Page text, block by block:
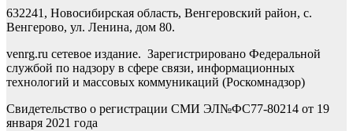
632241, Новосибирская область, Венгеровский район, с.
Венгерово, ул. Ленина, дом 80.
venrg.ru сетевое издание. Зарегистрировано Федеральной
службой по надзору в сфере связи, информационных
технологий и массовых коммуникаций (Роскомнадзор)
Свидетельство о регистрации СМИ ЭЛ№ФС77-80214 от 19
января 2021 года